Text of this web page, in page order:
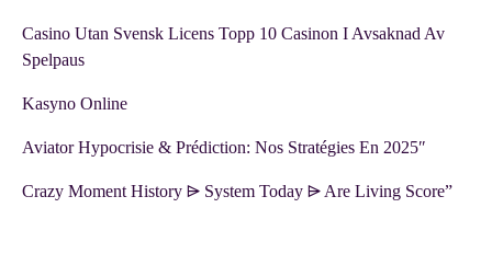
Casino Utan Svensk Licens Topp 10 Casinon I Avsaknad Av
Spelpaus
Kasyno Online
Aviator Hypocrisie & Prédiction: Nos Stratégies En 2025″
Crazy Moment History ⩥ System Today ⩥ Are Living Score”